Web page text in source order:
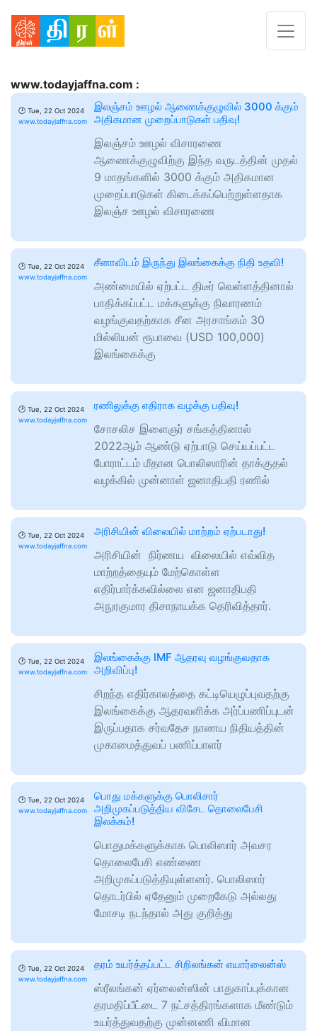
www.todayjaffna.com :
🕑 Tue, 22 Oct 2024
www.todayjaffna.com
இலஞ்சம் ஊழல் ஆணைக்குழுவில் 3000 க்கும்
அதிகமான முறைப்பாடுகள் பதிவு!
இலஞ்சம் ஊழல் விசாரணை
ஆணைக்குழுவிற்கு இந்த வருடத்தின் முதல்
9 மாதங்களில் 3000 க்கும் அதிகமான
முறைப்பாடுகள் கிடைக்கப்பெற்றுள்ளதாக
இலஞ்ச ஊழல் விசாரணை
🕑 Tue, 22 Oct 2024
www.todayjaffna.com
சீனாவிடம் இருந்து இலங்கைக்கு நிதி உதவி!
அண்மையில் ஏற்பட்ட திடீர் வெள்ளத்தினால்
பாதிக்கப்பட்ட மக்களுக்கு நிவாரணம்
வழங்குவதற்காக சீன அரசாங்கம் 30
மில்லியன் ரூபாவை (USD 100,000)
இலங்கைக்கு
🕑 Tue, 22 Oct 2024
www.todayjaffna.com
ரணிலுக்கு எதிராக வழக்கு பதிவு!
சோசலிச இளைஞர் சங்கத்தினால்
2022ஆம் ஆண்டு ஏற்பாடு செய்யப்பட்ட
போராட்டம் மீதான பொலிஸாரின் தாக்குதல்
வழக்கில் முன்னாள் ஜனாதிபதி ரணில்
🕑 Tue, 22 Oct 2024
www.todayjaffna.com
அரிசியின் விலையில் மாற்றம் ஏற்படாது!
அரிசியின் நிர்ணய விலையில் எவ்வித
மாற்றத்தையும் மேற்கொள்ள
எதிர்பார்க்கவில்லை என ஜனாதிபதி
அநுரகுமார திசாநாயக்க தெரிவித்தார்.
🕑 Tue, 22 Oct 2024
www.todayjaffna.com
இலங்கைக்கு IMF ஆதரவு வழங்குவதாக
அறிவிப்பு!
சிறந்த எதிர்காலத்தை கட்டியெழுப்புவதற்கு
இலங்கைக்கு ஆதரவளிக்க அர்ப்பணிப்புடன்
இருப்பதாக சர்வதேச நாணய நிதியத்தின்
முகாமைத்துவப் பணிப்பாளர்
🕑 Tue, 22 Oct 2024
www.todayjaffna.com
பொது மக்களுக்கு பொலிசார்
அறிமுகப்படுத்திய விசேட தொலைபேசி
இலக்கம்!
பொதுமக்களுக்காக பொலிஸார் அவசர
தொலைபேசி எண்ணை
அறிமுகப்படுத்தியுள்ளனர். பொலிஸார்
தொடர்பில் ஏதேனும் முறைகேடு அல்லது
மோசடி நடந்தால் அது குறித்து
🕑 Tue, 22 Oct 2024
www.todayjaffna.com
தரம் உயர்த்தப்பட்ட சிறிலங்கன் எயார்லைன்ஸ்
ஸ்ரீலங்கன் ஏர்லைன்ஸின் பாதுகாப்புக்கான
தரமதிப்பீட்டை 7 நட்சத்திரங்களாக மீண்டும்
உயர்த்துவதற்கு முன்னணி விமான